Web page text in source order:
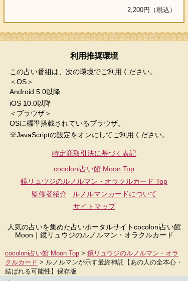
2,200円（税込）
利用推奨環境
この占い番組は、次の環境でご利用ください。
＜OS＞
Android 5.0以降
iOS 10.0以降
＜ブラウザ＞
OSに標準搭載されているブラウザ。
※JavaScriptの設定をオンにしてご利用ください。
特定商取引法に基づく表記
cocoloni占い館 Moon Top
鏡リュウジのルノルマン・オラクルカード Top
監修者紹介
ルノルマンカードについて
サイトマップ
人気の占いを集めた占いポータルサイトcocoloni占い館
Moon｜ 鏡リュウジのルノルマン・オラクルカード
cocoloni占い館 Moon Top > 鏡リュウジのルノルマン・オラ
クルカード > ルノルマンが示す最終神託【あの人の全本心・
結ばれる可能性】保存版